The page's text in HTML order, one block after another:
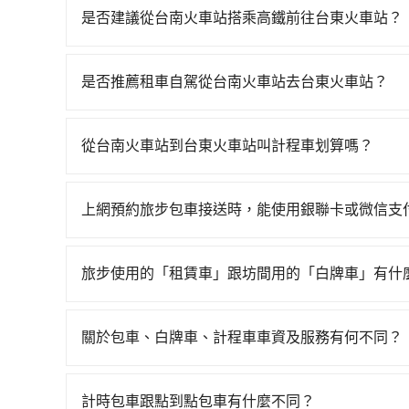
是否建議從台南火車站搭乘高鐵前往台東火車站？
天最多時有74班車次，從最早07:16到23:48，過
站，每人票價140元，再用10分鐘出站、等待車
叫小黃的難度是雙北大城市的20倍。縱使幸運攔
在還不馬上來預約tripool！
是否推薦租車自駕從台南火車站去台東火車站？
租車車行，比方說信通小客車租賃、合豐國際租
會載明每日里程限定200~400公里，超過還會額
整天又要停靠在車站附近繳停車費，就顯得非常
從台南火車站到台東火車站叫計程車划算嗎？
到車，也可考慮打電話至台南火車站附近的計程
要原路返回，台東火車站所在的台東縣的計程車
預約一輛tripool的九人座廂型車最高可省$800。
上網預約旅步包車接送時，能使用銀聯卡或微信支
旅步使用的「租賃車」跟坊間用的「白牌車」有什
為旅步貴賓服務用車。與一些私家車充當營業用
關於包車、白牌車、計程車車資及服務有何不同？
台預定時價格而定，通常愈長程價格CP值愈高。
計時包車跟點到點包車有什麼不同？